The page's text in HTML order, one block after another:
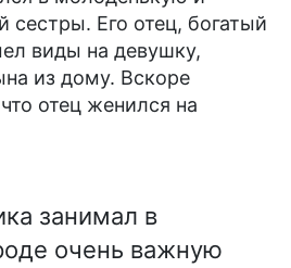
сестры. Его отец, богатый
виды на девушку,
из дому. Вскоре
отец женился на
занимал в
очень важную